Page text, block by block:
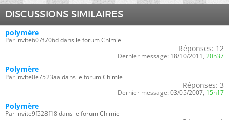
DISCUSSIONS SIMILAIRES
polymère
Par invite607f706d dans le forum Chimie
Réponses: 12
Dernier message: 18/10/2011, 20h37
Polymère
Par invite0e7523aa dans le forum Chimie
Réponses: 3
Dernier message: 03/05/2007, 15h17
Polymère
Par invite9f528f18 dans le forum Chimie